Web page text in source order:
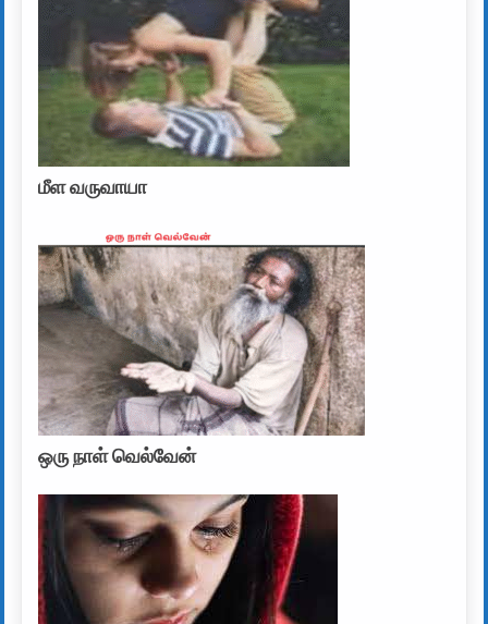
மீள வருவாயா
ஒரு நாள் வெல்வேன்